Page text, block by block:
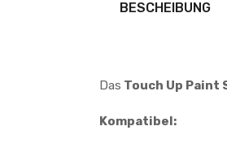
BESCHEIBUNG
Das Touch Up Paint
Kompatibel: